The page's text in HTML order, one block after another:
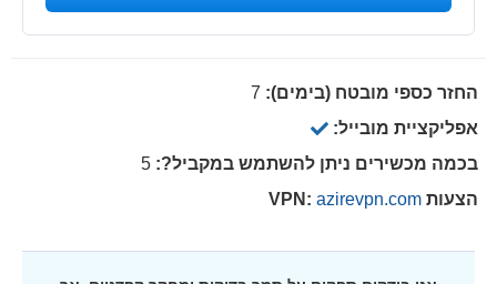
החזר כספי מובטח (בימים): 7
אפליקציית מובייל:
בכמה מכשירים ניתן להשתמש במקביל?: 5
הצעות VPN: azirevpn.com